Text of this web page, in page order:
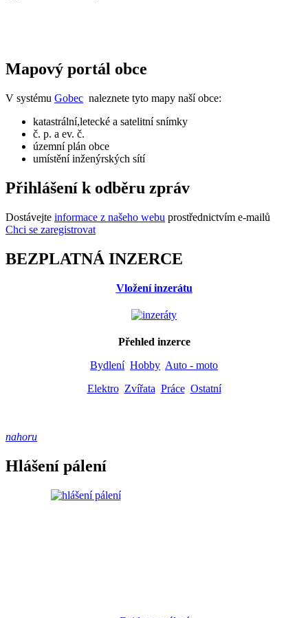
Mapový portál obce
V systému Gobec naleznete tyto mapy naší obce:
katastrální,letecké a satelitní snímky
č. p. a ev. č.
územní plán obce
umístění inženýrských sítí
Přihlášení k odběru zpráv
Dostávejte informace z našeho webu prostřednictvím e-mailů
Chci se zaregistrovat
BEZPLATNÁ INZERCE
Vložení inzerátu
Přehled inzerce
Bydlení Hobby Auto - moto
Elektro Zvířata Práce Ostatní
nahoru
Hlášení pálení